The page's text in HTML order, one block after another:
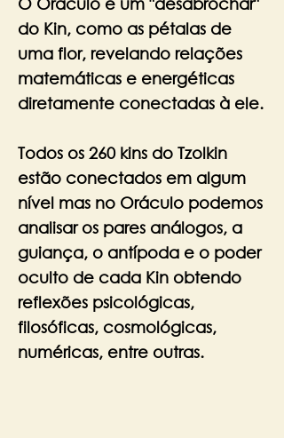
do Kin, como as pétalas de
uma flor, revelando relações
matemáticas e energéticas
diretamente conectadas à ele.
Todos os 260 kins do Tzolkin
estão conectados em algum
nível mas no Oráculo podemos
analisar os pares análogos, a
guiança, o antípoda e o poder
oculto de cada Kin obtendo
reflexões psicológicas,
filosóficas, cosmológicas,
numéricas, entre outras.